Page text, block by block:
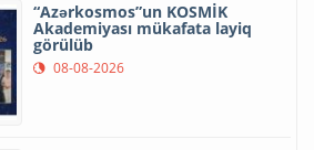
“Azərkosmos”un KOSMİK
Akademiyası mükafata layiq
görülüb
08-08-2026